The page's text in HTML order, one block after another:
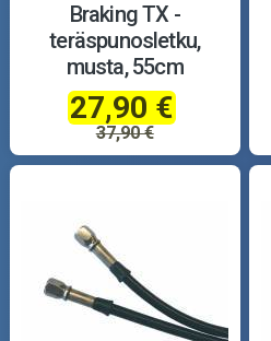
Braking TX -
teräspunosletku,
musta, 55cm
27,90 €
37,90 €